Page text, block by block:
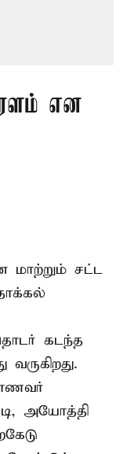
என
மாற்றும் சட்ட
கடந்த
அயோத்தி